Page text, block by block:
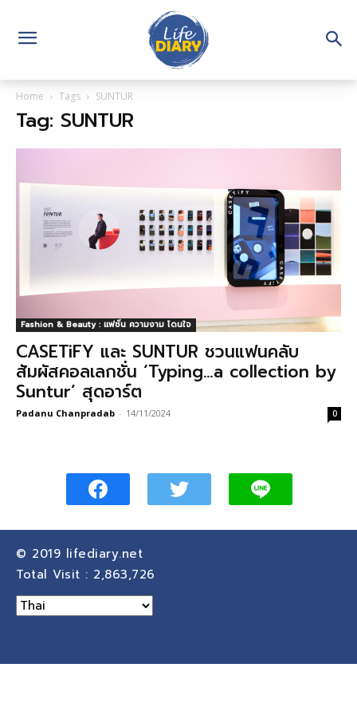
Home Tags SUNTUR
Tag: SUNTUR
Fashion & Beauty : แฟชั่น ความงาม โดนใจ
CASETiFY และ SUNTUR ชวนแฟนคลับ
สัมผัสคอลเลกชั่น ‘Typing…a collection by
Suntur’ สุดอาร์ต
Padanu Chanpradab - 14/11/2024 0
© 2019 lifediary.net
Total Visit : 2,863,726